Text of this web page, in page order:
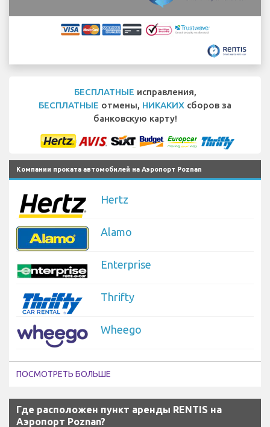
БЕСПЛАТНЫЕ исправления,
БЕСПЛАТНЫЕ отмены, НИКАКИХ сборов за
банковскую карту!
Компании проката автомобилей на Аэропорт Poznan
Hertz
Alamo
Enterprise
Thrifty
Wheego
ПОСМОТРЕТЬ БОЛЬШЕ
Где расположен пункт аренды RENTIS на
Аэропорт Poznan?